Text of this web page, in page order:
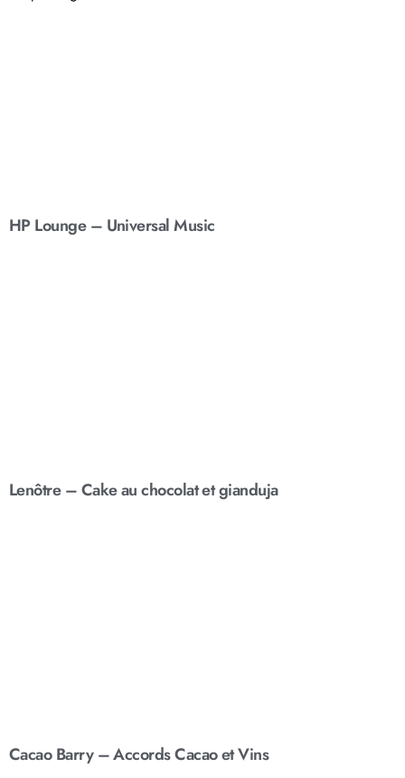
HP Lounge – Universal Music
Lenôtre – Cake au chocolat et gianduja
Cacao Barry – Accords Cacao et Vins